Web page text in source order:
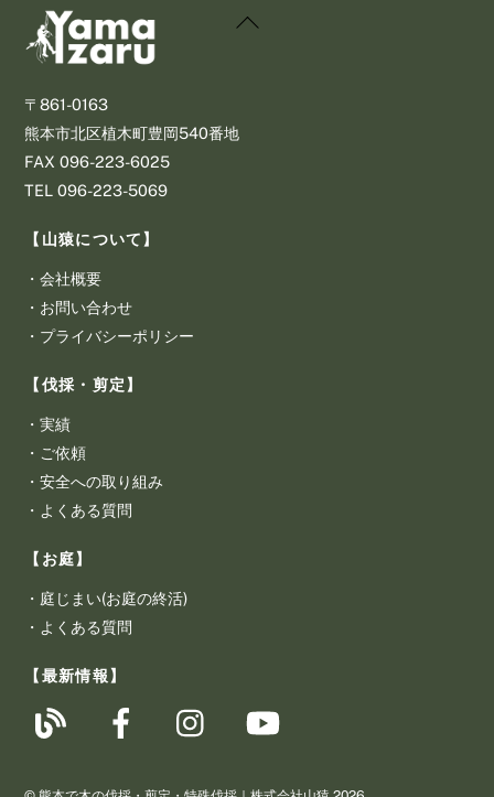
Back
〒861-0163
熊本市北区植木町豊岡540番地
​FAX 096-223-6025
​TEL 096-223-5069
【山猿について】
・会社概要
・ お問い合わせ
・ プライバシーポリシー
【伐採・剪定】
・実績
・ ご依頼
・安全への取り組み
・ よくある質問
【お庭】
・ 庭じまい(お庭の終活)
・ よくある質問
【最新情報】